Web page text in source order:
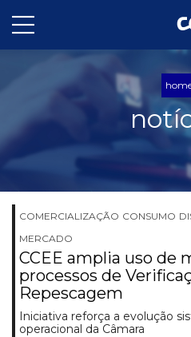
COMERCIALIZAÇÃO CONSUMO
MERCADO
CCEE amplia uso de
processos de
Repescagem
Iniciativa reforça a evolução
operacional da Câmara